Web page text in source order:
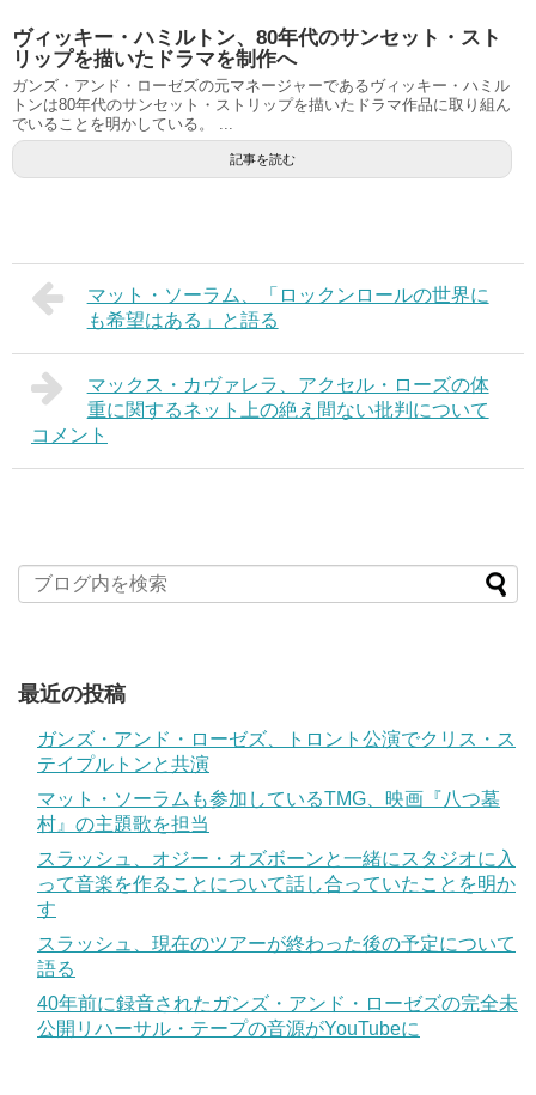
ヴィッキー・ハミルトン、80年代のサンセット・スト
リップを描いたドラマを制作へ
ガンズ・アンド・ローゼズの元マネージャーであるヴィッキー・ハミル
トンは80年代のサンセット・ストリップを描いたドラマ作品に取り組ん
でいることを明かしている。 ...
記事を読む
マット・ソーラム、「ロックンロールの世界に
も希望はある」と語る
マックス・カヴァレラ、アクセル・ローズの体
重に関するネット上の絶え間ない批判について
コメント
最近の投稿
ガンズ・アンド・ローゼズ、トロント公演でクリス・ス
テイプルトンと共演
マット・ソーラムも参加しているTMG、映画『八つ墓
村』の主題歌を担当
スラッシュ、オジー・オズボーンと一緒にスタジオに入
って音楽を作ることについて話し合っていたことを明か
す
スラッシュ、現在のツアーが終わった後の予定について
語る
40年前に録音されたガンズ・アンド・ローゼズの完全未
公開リハーサル・テープの音源がYouTubeに